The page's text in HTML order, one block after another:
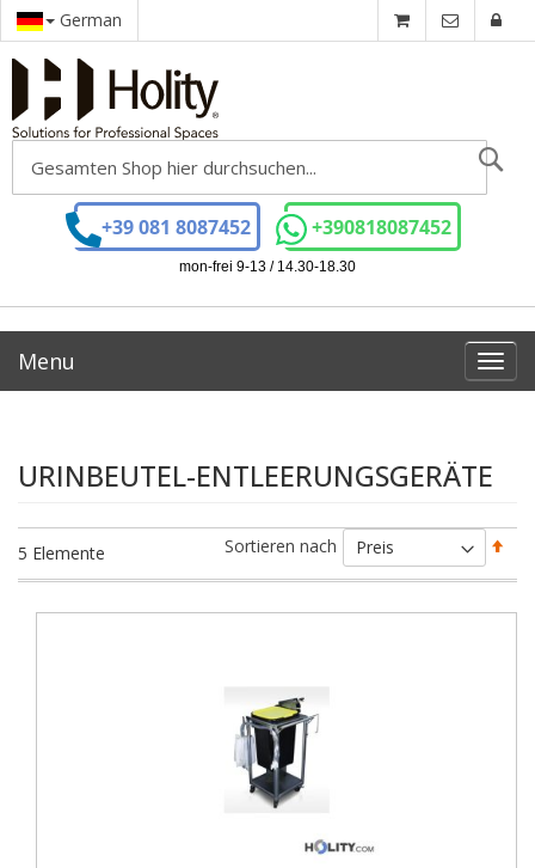
German
+39 081 8087452 +390818087452
mon-frei 9-13 / 14.30-18.30
Menu
URINBEUTEL-ENTLEERUNGSGERÄTE
5 Elemente Sortieren nach